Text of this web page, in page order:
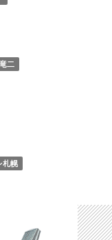
レ
二
札幌